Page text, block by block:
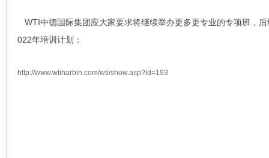
WTI中德国际集团应大家要求将继续举办更多更专业的专项班，
022年培训计划：
http://www.wtiharbin.com/wti/show.asp?id=193